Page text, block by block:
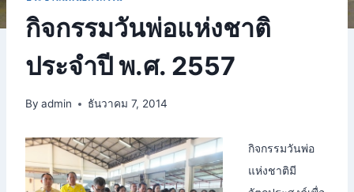
กิจกรรมวันพ่อแห่งชาติ
ประจำปี พ.ศ. 2557
By admin ธันวาคม 7, 2014
กิจกรรมวันพ่อ
แห่งชาติมี